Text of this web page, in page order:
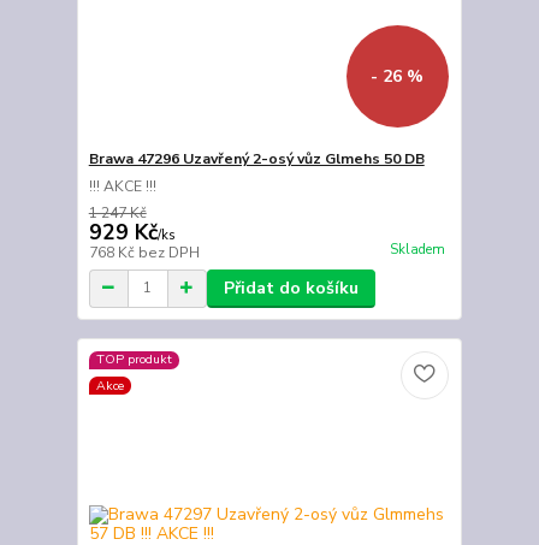
- 26 %
Brawa 47296 Uzavřený 2-osý vůz Glmehs 50 DB
!!! AKCE !!!
1 247 Kč
929 Kč/ks
768 Kč bez DPH Skladem
Přidat do košíku
TOP produkt
Akce